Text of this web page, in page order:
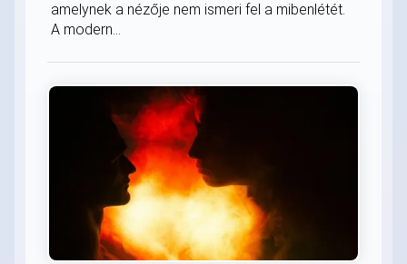
amelynek a nézője nem ismeri fel a mibenlétét.
A modern...